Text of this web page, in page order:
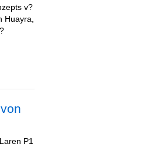
v?
P1